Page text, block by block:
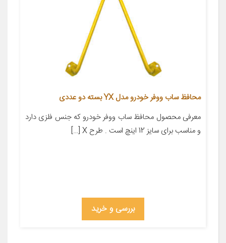
محافظ ساب ووفر خودرو مدل YX بسته دو عددی
معرفی محصول محافظ ساب ووفر خودرو که جنس فلزی دارد
و مناسب برای سایز 12 اینچ است . طرح X […]
بررسی و خرید